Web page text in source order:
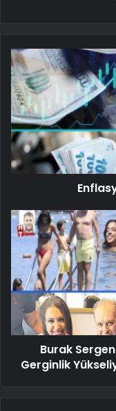
Burak
Gerginlik